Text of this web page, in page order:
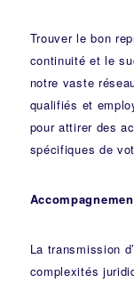
Trouver le bon
continuité et le
notre vaste
qualifiés et
pour attirer des
spécifiques de
La transmission
complexités